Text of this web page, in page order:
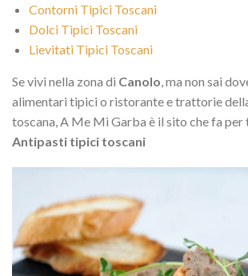
Contorni Tipici Toscani
Dolci Tipici Toscani
Lievitati Tipici Toscani
Se vivi nella zona di Canolo , ma non sai
alimentari tipici o ristorante e trattorie
toscana, A Me Mi Garba è il sito che fa per
Antipasti tipici toscani